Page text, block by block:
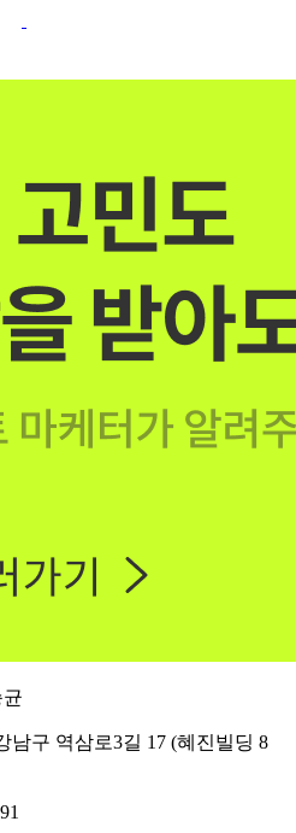
남구 역삼로3길 17 (혜진빌딩 8